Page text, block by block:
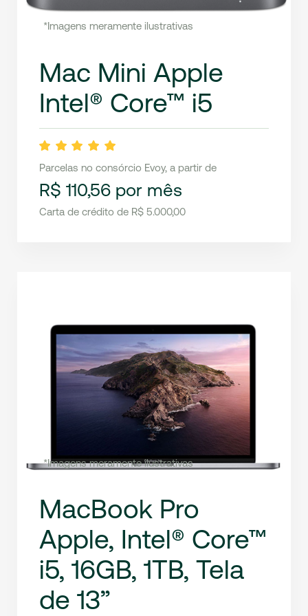
*Imagens meramente ilustrativas
Mac Mini Apple
Intel® Core™ i5
Parcelas no consórcio Evoy, a partir de
R$ 110,56 por mês
Carta de crédito de R$ 5.000,00
*Imagens meramente ilustrativas
MacBook Pro
Apple, Intel® Core™
i5, 16GB, 1TB, Tela
de 13”